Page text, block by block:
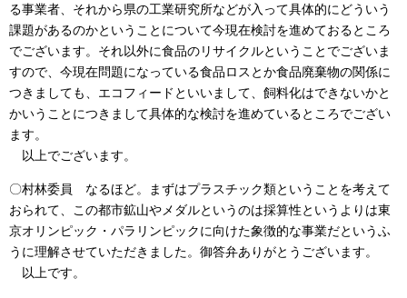
る事業者、それから県の工業研究所などが入って具体的にどういう
課題があるのかということについて今現在検討を進めておるところ
でございます。それ以外に食品のリサイクルということでございま
すので、今現在問題になっている食品ロスとか食品廃棄物の関係に
つきましても、エコフィードといいまして、飼料化はできないかと
かいうことにつきまして具体的な検討を進めているところでござい
ます。
以上でございます。
〇村林委員 なるほど。まずはプラスチック類ということを考えて
おられて、この都市鉱山やメダルというのは採算性というよりは東
京オリンピック・パラリンピックに向けた象徴的な事業だというふ
うに理解させていただきました。御答弁ありがとうございます。
以上です。